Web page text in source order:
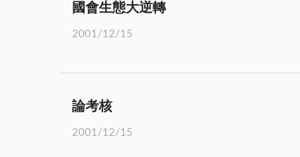
國會生態大逆轉
2001/12/15
論考核
2001/12/15